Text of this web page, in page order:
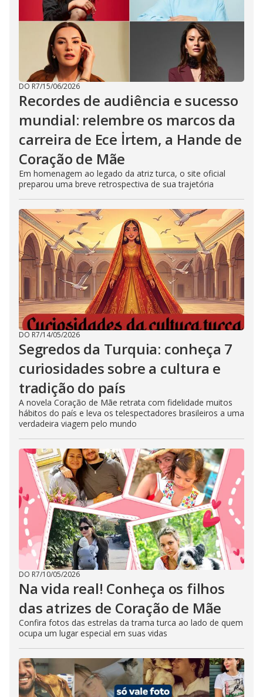
DO R7/15/06/2026
Recordes de audiência e sucesso
mundial: relembre os marcos da
carreira de Ece İrtem, a Hande de
Coração de Mãe
Em homenagem ao legado da atriz turca, o site oficial
preparou uma breve retrospectiva de sua trajetória
DO R7/14/05/2026
Segredos da Turquia: conheça 7
curiosidades sobre a cultura e
tradição do país
A novela Coração de Mãe retrata com fidelidade muitos
hábitos do país e leva os telespectadores brasileiros a uma
verdadeira viagem pelo mundo
DO R7/10/05/2026
Na vida real! Conheça os filhos
das atrizes de Coração de Mãe
Confira fotos das estrelas da trama turca ao lado de quem
ocupa um lugar especial em suas vidas